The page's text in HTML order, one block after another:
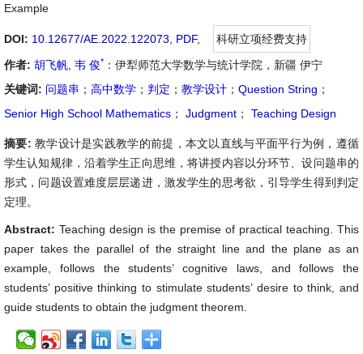
Example
DOI: 10.12677/AE.2022.122073 PDF,
科研立项经费支持
作者: 胡飞帆 韦 俊* ：伊犁师范大学数学与统计学院，新疆 伊宁
关键词: 问题串 ； 高中数学 ； 判定 ； 教学设计 ； Question String ；
Senior High School Mathematics ； Judgment ； Teaching Design
摘要: 教学设计是实践教学的前提，本文以直线与平面平行为例，遵循
学生认知规律，沿着学生正向思维，将讲授内容以分环节、设问题串的
形式，问题设置难度层层递进，激发学生的思考欲，引导学生得到判定
定理。
Abstract: Teaching design is the premise of practical teaching. This
paper takes the parallel of the straight line and the plane as an
example, follows the students’ cognitive laws, and follows the
students’ positive thinking to stimulate students’ desire to think, and
guide students to obtain the judgment theorem.